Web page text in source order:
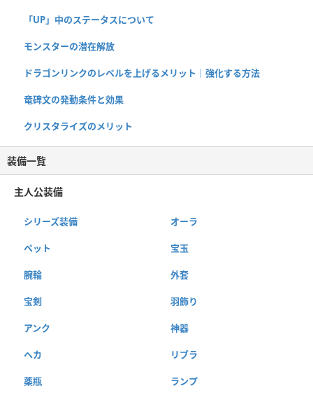
「UP」中のステータスについて
モンスターの潜在解放
ドラゴンリンクのレベルを上げるメリット｜強化する方法
竜碑文の発動条件と効果
クリスタライズのメリット
装備一覧
主人公装備
シリーズ装備 オーラ
ペット 宝玉
腕輪 外套
宝剣 羽飾り
アンク 神器
ヘカ リブラ
薬瓶 ランプ